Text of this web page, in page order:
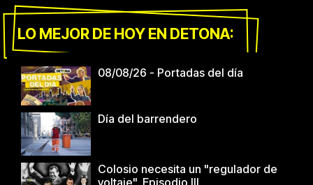
LO MEJOR DE HOY EN DETONA:
08/08/26 - Portadas del día
Día del barrendero
Colosio necesita un "regulador de
voltaje". Episodio III